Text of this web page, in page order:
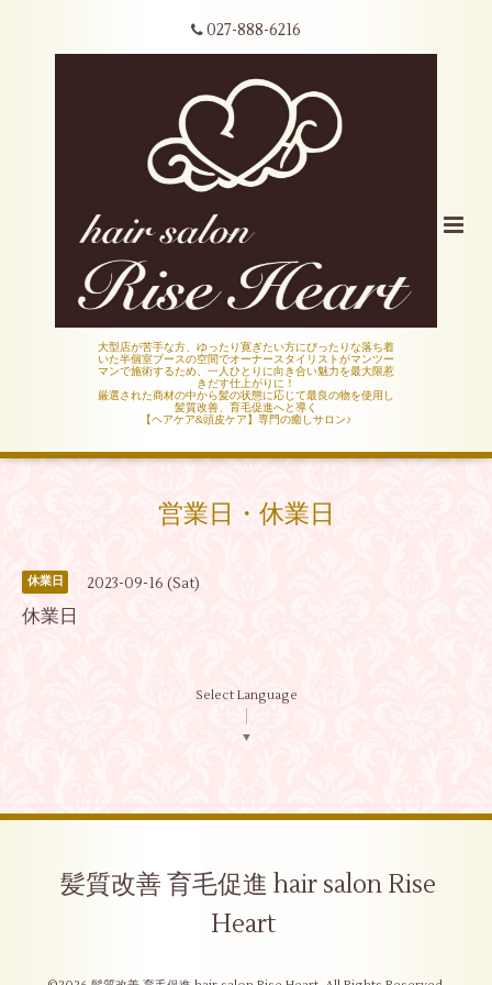
027-888-6216
大型店が苦手な方、ゆったり寛ぎたい方にぴったりな落ち着
いた半個室ブースの空間でオーナースタイリストがマンツー
マンで施術するため、一人ひとりに向き合い魅力を最大限惹
きだす仕上がりに！
厳選された商材の中から髪の状態に応じて最良の物を使用し
髪質改善、育毛促進へと導く
【ヘアケア&頭皮ケア】専門の癒しサロン♪
営業日・休業日
休業日 2023-09-16 (Sat)
休業日
Select Language
▼
髪質改善 育毛促進 hair salon Rise
Heart